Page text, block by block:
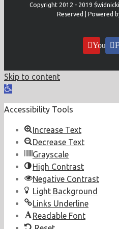
Copyright 2012 - 2019
Reserved | Powered
Skip to content
Open
Accessibility Tools
Increase Text
Decrease Text
Grayscale
High Contrast
Negative Contrast
Light Background
Links Underline
Readable Font